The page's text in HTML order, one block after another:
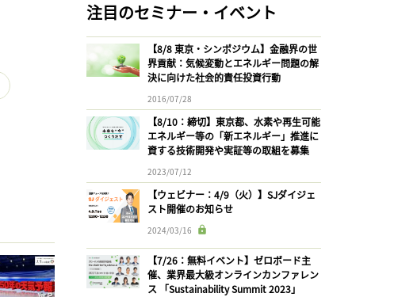
注目のセミナー・イベント
【8/8 東京・シンポジウム】金融界の世
界貢献：気候変動とエネルギー問題の解
決に向けた社会的責任投資行動
2016/07/28
【8/10：締切】東京都、水素や再生可能
エネルギー等の「新エネルギー」推進に
資する技術開発や実証等の取組を募集
2023/07/12
【ウェビナー：4/9（火）】SJダイジェ
スト開催のお知らせ
2024/03/16
【7/26：無料イベント】ゼロボード主
催、業界最大級オンラインカンファレン
ス 「Sustainability Summit 2023」